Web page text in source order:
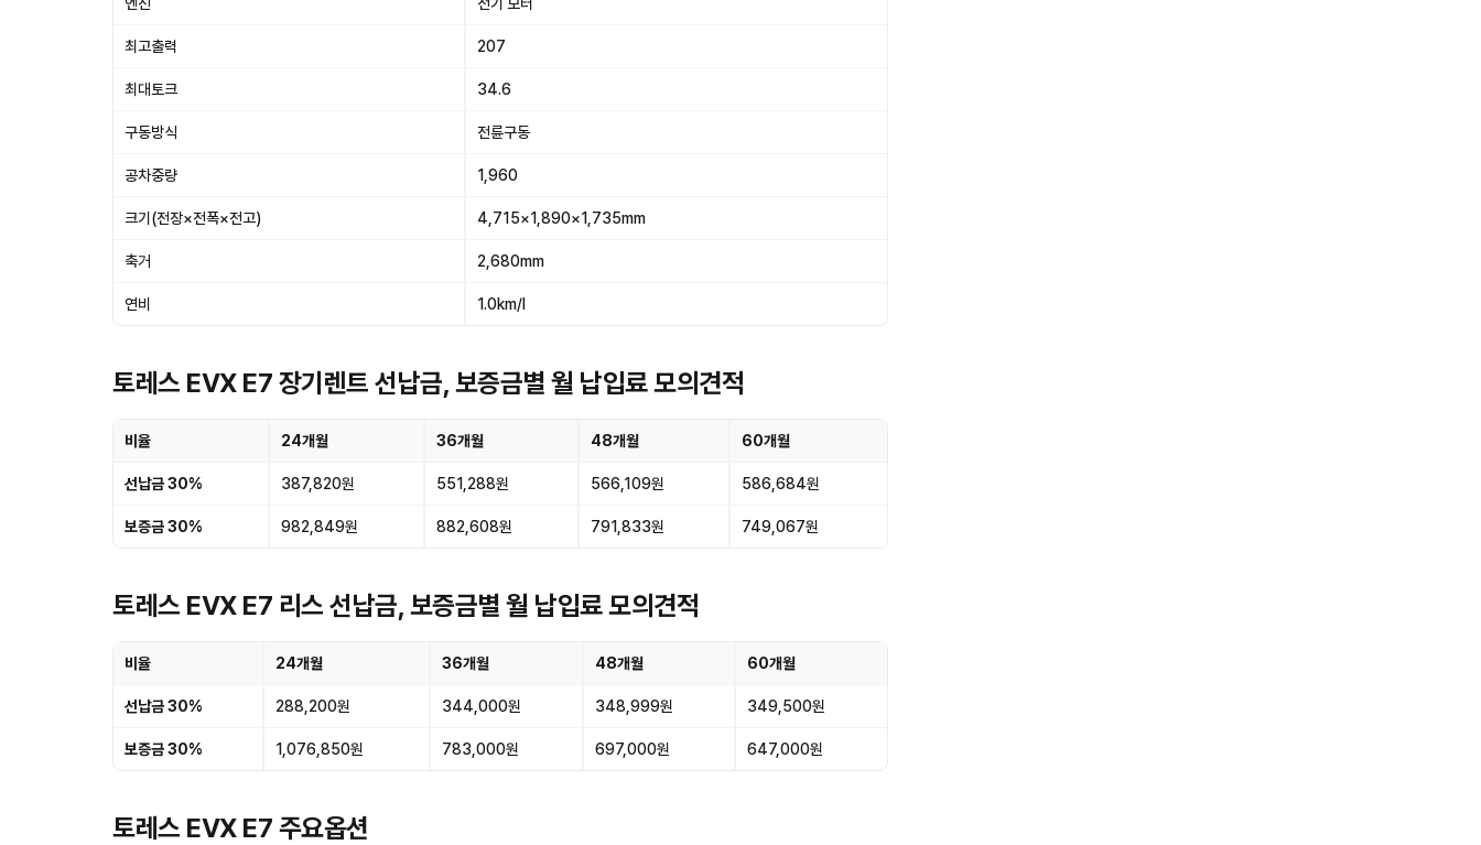
최고출력 207
최대토크 34.6
구동방식 전륜구동
공차중량 1,960
크기(전장×전폭×전고) 4,715×1,890×1,735mm
축거 2,680mm
연비 1.0km/l
토레스 EVX E7 장기렌트 선납금, 보증금별 월 납입료 모의견적
비율 24개월 36개월 48개월 60개월
선납금 30% 387,820원 551,288원 566,109원 586,684원
보증금 30% 982,849원 882,608원 791,833원 749,067원
토레스 EVX E7 리스 선납금, 보증금별 월 납입료 모의견적
비율 24개월 36개월 48개월 60개월
선납금 30% 288,200원 344,000원 348,999원 349,500원
보증금 30% 1,076,850원 783,000원 697,000원 647,000원
토레스 EVX E7 주요옵션